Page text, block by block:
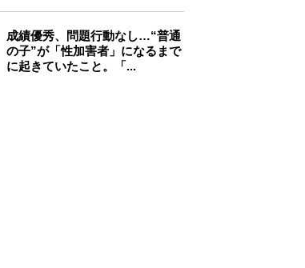
成績優秀、問題行動なし…“普通
の子”が「性加害者」になるまで
に起きていたこと。「...